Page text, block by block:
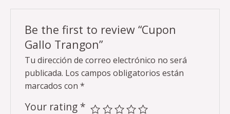
Be the first to review “Cupon
Gallo Trangon”
Tu dirección de correo electrónico no será
publicada. Los campos obligatorios están
marcados con *
Your rating *